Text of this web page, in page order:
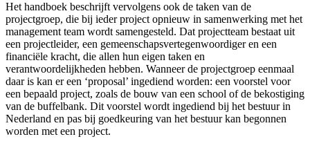
Het handboek beschrijft vervolgens ook de taken van de
projectgroep, die bij ieder project opnieuw in samenwerking met het
management team wordt samengesteld. Dat projectteam bestaat uit
een projectleider, een gemeenschapsvertegenwoordiger en een
financiële kracht, die allen hun eigen taken en
verantwoordelijkheden hebben. Wanneer de projectgroep eenmaal
daar is kan er een ‘proposal’ ingediend worden: een voorstel voor
een bepaald project, zoals de bouw van een school of de bekostiging
van de buffelbank. Dit voorstel wordt ingediend bij het bestuur in
Nederland en pas bij goedkeuring van het bestuur kan begonnen
worden met een project.